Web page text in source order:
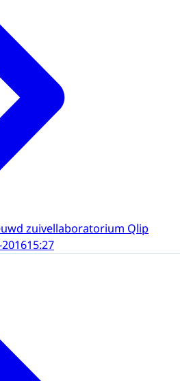
zuivellaboratorium Qlip
15:27